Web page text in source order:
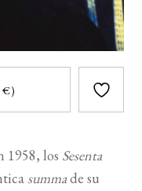
€)
1958, los Sesenta
summade su